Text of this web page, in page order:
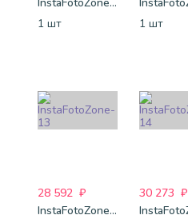
1 шт
1 шт
28 592 ₽
InstaFotoZone-13
30 273 ₽